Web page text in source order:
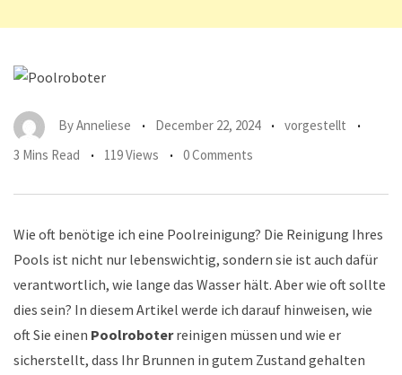
ByAnneliese December 22, 2024
vorgestellt
3 Mins Read
119 Views 0 Comments
Wie oft benötige ich eine Poolreinigung? Die Reinigung Ihres
Pools ist nicht nur lebenswichtig, sondern sie ist auch dafür
verantwortlich, wie lange das Wasser hält. Aber wie oft sollte
dies sein? In diesem Artikel werde ich darauf hinweisen, wie
oft Sie einen Poolroboter reinigen müssen und wie er
sicherstellt, dass Ihr Brunnen in gutem Zustand gehalten